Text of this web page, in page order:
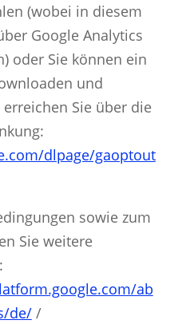
(wobei in diesem
Google Analytics
oder Sie können ein
und
Sie über die
dlpage/gaoptout
sowie zum
Sie weitere
ab
de//